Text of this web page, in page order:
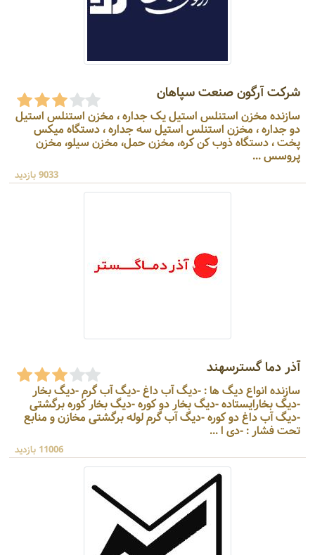
شرکت آرگون صنعت سپاهان
سازنده مخزن استنلس استیل یک جداره ، مخزن استنلس استیل
دو جداره ، مخزن استنلس استیل سه جداره ، دستگاه میکس
پخت ، دستگاه ذوب کن کره، مخزن حمل، مخزن سیلو، مخزن
پروسس ...
9033 بازدید
آذر دما گسترسهند
سازنده انواع دیگ ها : -دیگ آب داغ -دیگ آب گرم -دیگ بخار
-دیگ بخارایستاده -دیگ بخار دو کوره -دیگ بخار کوره برگشتی
-دیگ آب داغ دو کوره -دیگ آب گرم لوله برگشتی مخازن و منابع
تحت فشار : -دی ا ...
11006 بازدید